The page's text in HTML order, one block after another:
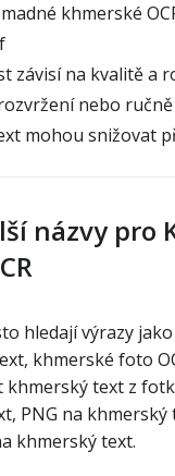
khmerské
závisí na kvalitě a
nebo
mohou snižovat
názvy pro
hledají výrazy
khmerské foto
text z
PNG na khmerský
khmerský text.